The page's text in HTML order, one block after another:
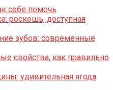
себе помочь
роскошь, доступная
зубов: современные
свойства, как правильно
удивительная ягода